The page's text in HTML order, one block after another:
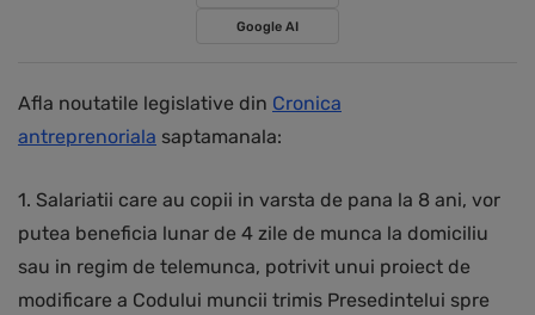
Google AI
Afla noutatile legislative din Cronica
antreprenoriala saptamanala:
1. Salariatii care au copii in varsta de pana la 8 ani, vor
putea beneficia lunar de 4 zile de munca la domiciliu
sau in regim de telemunca, potrivit unui proiect de
modificare a Codului muncii trimis Presedintelui spre